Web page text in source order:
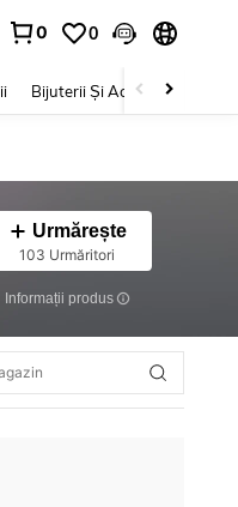
0 0
Bijuterii Și Accesorii
Urmărește
103 Urmăritori
Informații produs